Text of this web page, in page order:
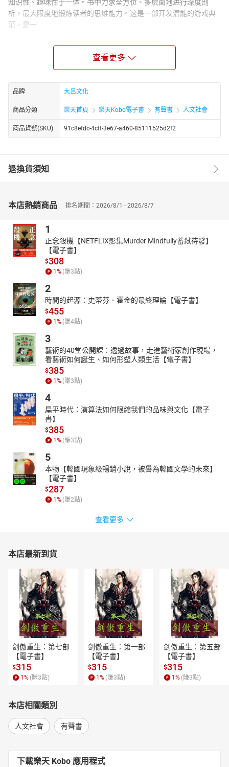
知识性、趣味性于一体。书中力求全方位、多层面地进行深度剖
析，最大限度地锻炼读者的思维能力。这是一部开发潜能的游戏典
范，是一
林然是国内经管类图书资深编著者、通俗管理思想传播者，以 “经典
管理理论通俗化、实用化” 为核心定位，擅长将德鲁克等管理大师的
织效能提升，作品兼具理论严谨性与大众可读性。拥有丰富的经管
图书策划与编著经验，熟悉大众阅读需求，擅长用结构化框架与通
俗案例传递管理思想，其作品多面向企业管理者、职场中层及希望
提升管理能力的知识工作者。
查看更多
品牌 大吕文化
商品分類 樂天首頁 樂天Kobo電子書 有聲書 人文社會
商品貨號(SKU) 91c8efdc-4cff-3e67-a460-85111525d2f2
退換貨須知
本店熱銷商品 排名期間：2026/8/1 - 2026/8/7
1
正念殺機【NETFLIX影集Murder Mindfully蓄弒待發】
【電子書】
$308
1 % (賺3點)
2
時間的起源：史蒂芬．霍金的最終理論【電子書】
$455
1 % (賺4點)
3
藝術的40堂公開課：透過故事，走進藝術家創作現場，
看藝術如何誕生、如何形塑人類生活【電子書】
$385
1 % (賺3點)
4
扁平時代：演算法如何限縮我們的品味與文化【電子
書】
$385
1 % (賺3點)
5
本物【韓國現象級暢銷小說，被譽為韓國文學的未來】
【電子書】
$287
1 % (賺2點)
查看更多
本店最新到貨
剑傲重生：第七部
【電子書】
$315
1 % (賺3點)
剑傲重生：第一部
【電子書】
$315
1 % (賺3點)
剑傲重生：第五部
【電子書】
$315
1 % (賺3點)
本店相關類別
人文社會 有聲書
下載樂天 Kobo 應用程式